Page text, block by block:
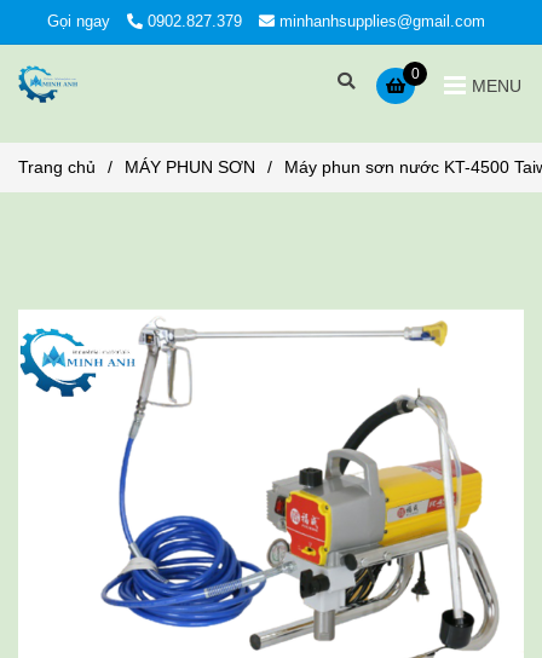
Gọi ngay 0902.827.379 minhanhsupplies@gmail.com
0
MENU
Trang chủ / MÁY PHUN SƠN / Máy phun sơn nước KT-4500